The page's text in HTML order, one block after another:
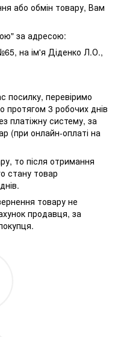
або обмін товару, Вам
за адресою:
на ім'я Діденко Л.О.,
посилку, перевіримо
протягом 3 робочих днів
платіжну систему, за
(при онлайн-оплаті на
то після отримання
стану товар
товару не
продавця, за